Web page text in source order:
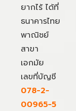
ยากไร้ ได้ที่
ธนาคารไทย
พาณิชย์
สาขา
เอกมัย
เลขที่บัญชี
078-2-
00965-5